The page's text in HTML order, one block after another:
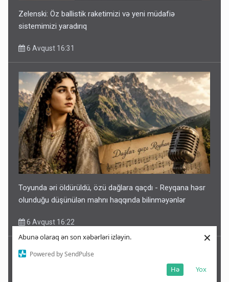
Abunə olaraq ən son xəbərləri izləyin.
Powered by SendPulse
Yox
Hə
×
Zelenski: Öz ballistik raketimizi və yeni müdafiə
sistemimizi yaradırıq
6 Avqust 16:31
Toyunda əri öldürüldü, özü dağlara qaçdı - Reyqana həsr
olunduğu düşünülən mahnı haqqında bilinməyənlər
6 Avqust 16:22